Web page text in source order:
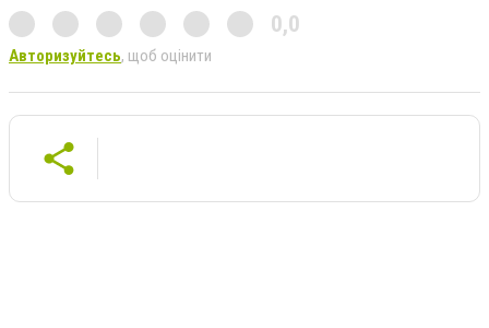
0,0
Авторизуйтесь, щоб оцінити